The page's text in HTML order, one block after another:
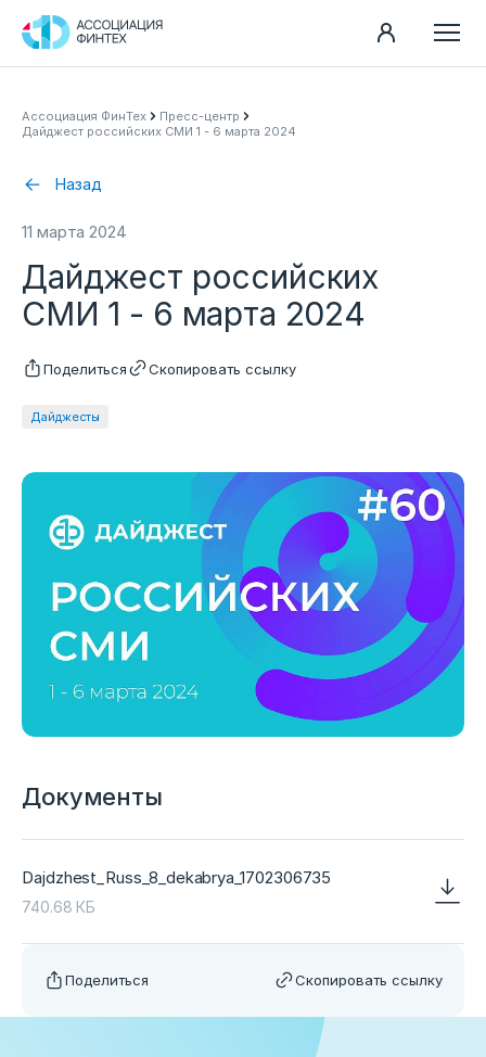
Ассоциация
Пресс-центр
Карьера
Контакты
Документы
Ассоциация ФинТех
Пресс-центр
Дайджест российских СМИ 1 - 6 марта 2024
Назад
11 марта 2024
Дайджесты
Дайджест российских
СМИ 1 - 6 марта 2024
Поделиться Скопировать ссылку
Документы
Dajdzhest_Russ_8_dekabrya_1702306735
740.68 КБ
Поделиться Скопировать ссылку